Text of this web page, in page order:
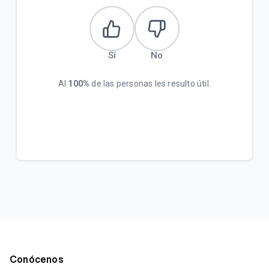
Sí No
Al 100% de las personas les resulto útil.
Conócenos